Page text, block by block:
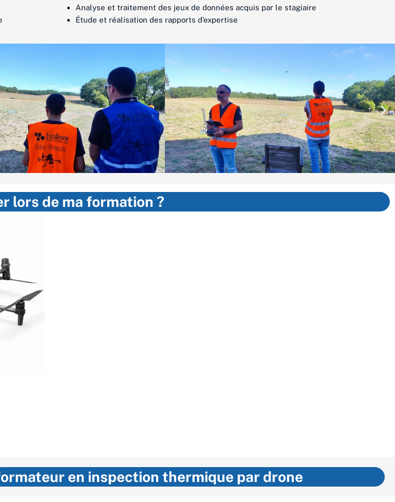
Analyse et traitement des jeux de données acquis par le stagiaire
Étude et réalisation des rapports d’expertise
lors de ma formation ?
en inspection thermique par drone